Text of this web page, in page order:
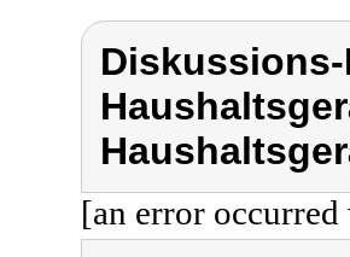
[an error